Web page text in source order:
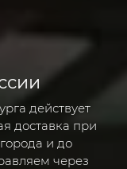
действует
доставка при
и до
через